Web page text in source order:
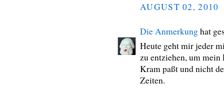
AUGUST 02, 2010
Die Anmerkunghat
Heute geht mir jeder
zu entziehen, um
Kram paßt und nicht
Zeiten.